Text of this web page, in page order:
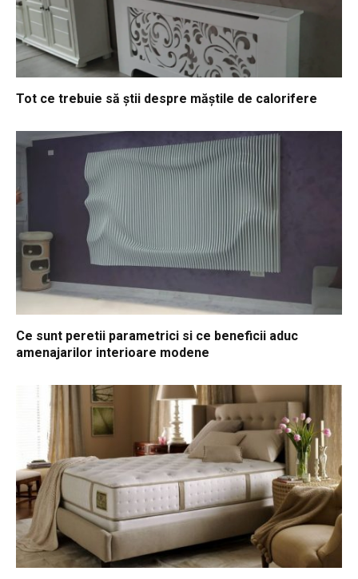
Tot ce trebuie să știi despre măștile de calorifere
Ce sunt peretii parametrici si ce beneficii aduc
amenajarilor interioare modene